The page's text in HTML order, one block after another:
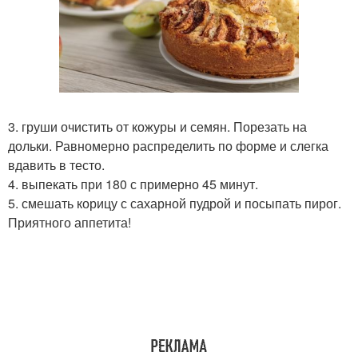
3. груши очистить от кожуры и семян. Порезать на
дольки. Равномерно распределить по форме и слегка
вдавить в тесто.
4. выпекать при 180 с примерно 45 минут.
5. смешать корицу с сахарной пудрой и посыпать пирог.
Приятного аппетита!